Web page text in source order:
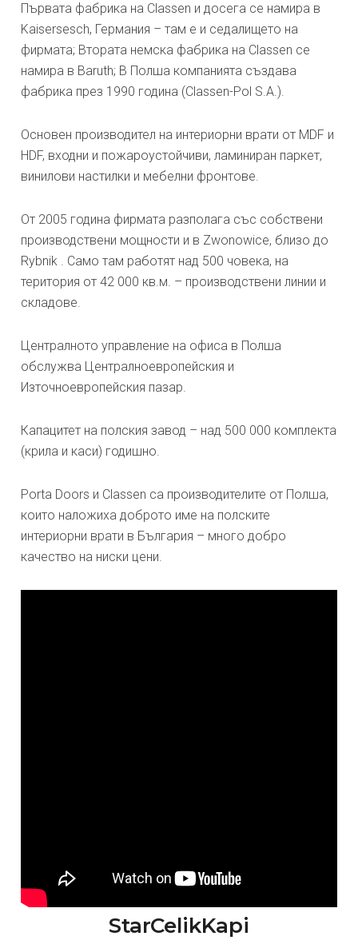
Първата фабрика на Classen и досега се намира в
Kaisersesch, Германия – там е и седалището на
фирмата; Втората немска фабрика на Classen се
намира в Baruth; В Полша компанията създава
фабрика през 1990 година (Classen-Pol S.A.).
Основен производител на интериорни врати от MDF и
HDF, входни и пожароустойчиви, ламиниран паркет,
винилови настилки и мебелни фронтове.
От 2005 година фирмата разполага със собствени
производствени мощности и в Zwonowice, близо до
Rybnik . Само там работят над 500 човека, на
територия от 42 000 кв.м. – производствени линии и
складове.
Централното управление на офиса в Полша
обслужва Централноевропейския и
Източноевропейския пазар.
Капацитет на полския завод – над 500 000 комплекта
(крила и каси) годишно.
Porta Doors и Classen са производителите от Полша,
които наложиха доброто име на полските
интериорни врати в България – много добро
качество на ниски цени.
StarCelikKapi